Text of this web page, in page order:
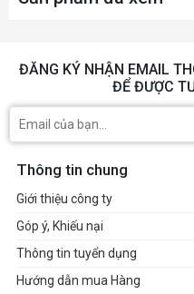
ĐĂNG KÝ NHẬN EMAIL
ĐỂ ĐƯỢC
Thông tin chung
Giới thiệu công ty
Góp ý, Khiếu nại
Thông tin tuyển dụng
Hướng dẫn mua Hàng